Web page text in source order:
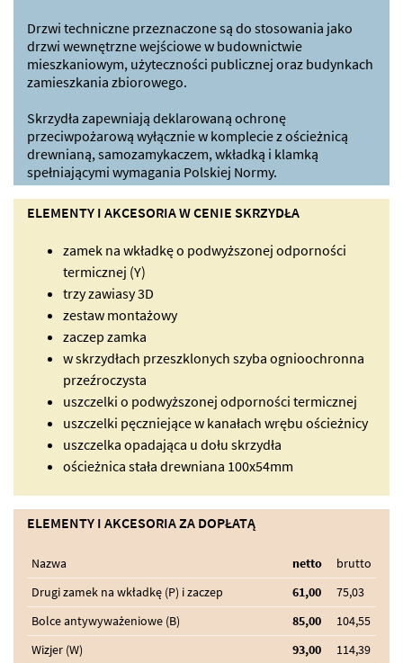
Drzwi techniczne przeznaczone są do stosowania jako
drzwi wewnętrzne wejściowe w budownictwie
mieszkaniowym, użyteczności publicznej oraz budynkach
zamieszkania zbiorowego.
Skrzydła zapewniają deklarowaną ochronę
przeciwpożarową wyłącznie w komplecie z ościeżnicą
drewnianą, samozamykaczem, wkładką i klamką
spełniającymi wymagania Polskiej Normy.
ELEMENTY I AKCESORIA W CENIE SKRZYDŁA
zamek na wkładkę o podwyższonej odporności
termicznej (Y)
trzy zawiasy 3D
zestaw montażowy
zaczep zamka
w skrzydłach przeszklonych szyba ognioochronna
przeźroczysta
uszczelki o podwyższonej odporności termicznej
uszczelki pęczniejące w kanałach wrębu ościeżnicy
uszczelka opadająca u dołu skrzydła
ościeżnica stała drewniana 100x54mm
ELEMENTY I AKCESORIA ZA DOPŁATĄ
Nazwa netto
brutto
Drugi zamek na wkładkę (P) i zaczep
61,00
75,03
Bolce antywyważeniowe (B)
85,00
104,55
Wizjer (W)
93,00
114,39